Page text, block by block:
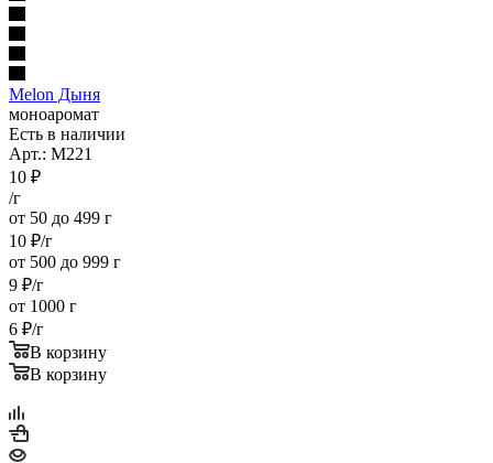
Melon Дыня
моноаромат
Есть в наличии
Арт.: M221
10 ₽
/г
от 50 до 499 г
10 ₽/г
от 500 до 999 г
9 ₽/г
от 1000 г
6 ₽/г
В корзину
В корзину